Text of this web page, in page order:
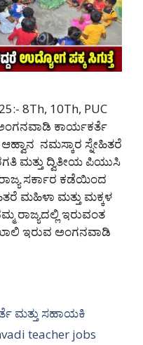
8Th, 10Th, PUC
ಕಾರ್ಯಕರ್ತೆ
ನಮಸ್ಕಾರ ಸ್ನೇಹಿತರೆ
ಮತ್ತು ದ್ವಿತೀಯ ಪಿಯುಸಿ
ಸರ್ಕಾರ ಕಡೆಯಿಂದ
ಮಹಿಳಾ ಮತ್ತು ಮಕ್ಕಳ
ರಾಜ್ಯದಲ್ಲಿ ಇರುವಂತ
ಇರುವ ಅಂಗನವಾಡಿ
ಮತ್ತು ಸಹಾಯಕಿ
teacher jobs